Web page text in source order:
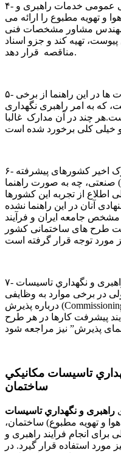
۴- ﭘﯿﻮﺳﺖ ﺷﻤﺎره ۱، ﻣﺸﺨﺼﺎت ﻓﻨﯽ ﻋﻤﻮﻣﯽ ﺧﺪﻣﺎت راﻫﺒﺮی و
و ﺗﻬﻮﯾﻪ ﻣﻄﺒﻮع را ارائه ﻣﯽ
ﻣﺸﺎور ﻣﺸﺨﺼﺎت ﻓﻨﯽ
ﭘﯿﻮﺳﺖ، ﺗﻬﯿﻪ ﮐﻨﺪ و ﺟﺰو اﺳﻨﺎد
ﻣﻨﺎﻗﺼﻪ ﻗﺮار دﻫﺪ.
۵- در ﺗﻘﺴﯿﻢ وﻇﺎﯾﻒ و ﻣﺴﻮوﻟﯿت ﻫﺎ در اﯾﻦ راﻫﻨﻤﺎ از ﺑﺮﺧﯽ
ﮐﻪ ﺑﻪ اﻣﺮ راﻫﺒﺮی ﻧﮕﻬﺪاری
ﭼﻨﺪ در آن ﻣﺪارک ﻏﺎﻟﺒﺎ
۶- در ﺗﻨﻈﯿﻢ اﯾﻦ راﻫﻨﻤﺎ از بسیاری ﻣﺪارک اﺧﯿﺮ ﮐﺸﻮرﻫﺎی ﭘﯿﺸﺮفته
ﺻﻨﻌﺘﯽ، چه به صورت راهنما (Guideline) و ﭼﻪ ﺑﻪ ﺻﻮرت ﮐﺘﺎب ﯾﺎ
اﻃﻼع از ﺗﺠﺮبه اﯾﻦ ﮐﺸﻮرﻫﺎ
آﻧﺎن در اﯾﻦ راﻫﻨﻤﺎ ﻧﺸﺪه
ﺟﺎﻣﻌﻪ اﯾﺮان و ﻓﺮآﯾﻨﺪ
ﻃﺮح ﻫﺎی ﺳﺎﺧﺘﻤﺎﻧﯽ ﮐﺸﻮر
۷- ﻫﺮ ﭼﻨﺪ ﻣﻄﺎﻟﺐ اﯾﻦ راﻫﻨﻤﺎ ﺑﻪ ” راﻫﺒﺮی و ﻧﮕﻬﺪﺍﺭﻱ ﺗﺎﺳﻴﺴﺎﺕ
در ﺑﺮﺧﯽ ﻣﻮارد ﺑﻪ وﻇﺎﯾﻔﯽ
درﺑﺎره ﭘﺬﯾﺮش (Commissioning)، ﺑﻪ ﻧﺎﮔﺰﯾﺮ ، در آن اﺷﺎره ﺷﺪه اﺳت.
ﭘﯿﺸﺮﻓﺖ ﮐﺎرﻫﺎ در ﻫﺮ ﻃﺮح
ﺗﺎﺳﻴﺴﺎﺕ ﻣﻜﺎﻧﻴﻜﻲ
ﺳﺎﺧﺘﻤﺎﻥ
راﻫﺒﺮی و ﻧﮕﻬﺪﺍﺭﻱ ﺗﺎﺳﻴﺴﺎﺕ
و ﺗﻬﻮﯾﻪ ﻣﻄﺒﻮع) ﺳﺎﺧﺘﻤﺎن،
ﺑﺮای اﻧﺠﺎم ﻓﺮآﯾﻨﺪ راﻫﺒﺮی و
ﻣﻮرد اﺳﺘﻔﺎده ﻗﺮار ﮔﯿﺮد. در